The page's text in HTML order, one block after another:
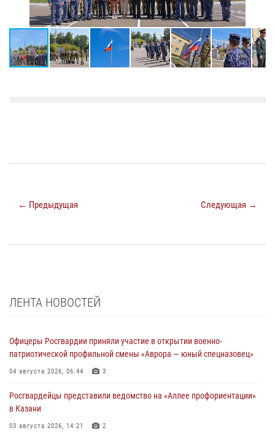
← Предыдущая Следующая →
ЛЕНТА НОВОСТЕЙ
Офицеры Росгвардии приняли участие в открытии военно-
патриотической профильной смены «Аврора — юный спецназовец»
04 августа 2026, 06:44 3
Росгвардейцы представили ведомство на «Аллее профориентации»
в Казани
03 августа 2026, 14:21 2